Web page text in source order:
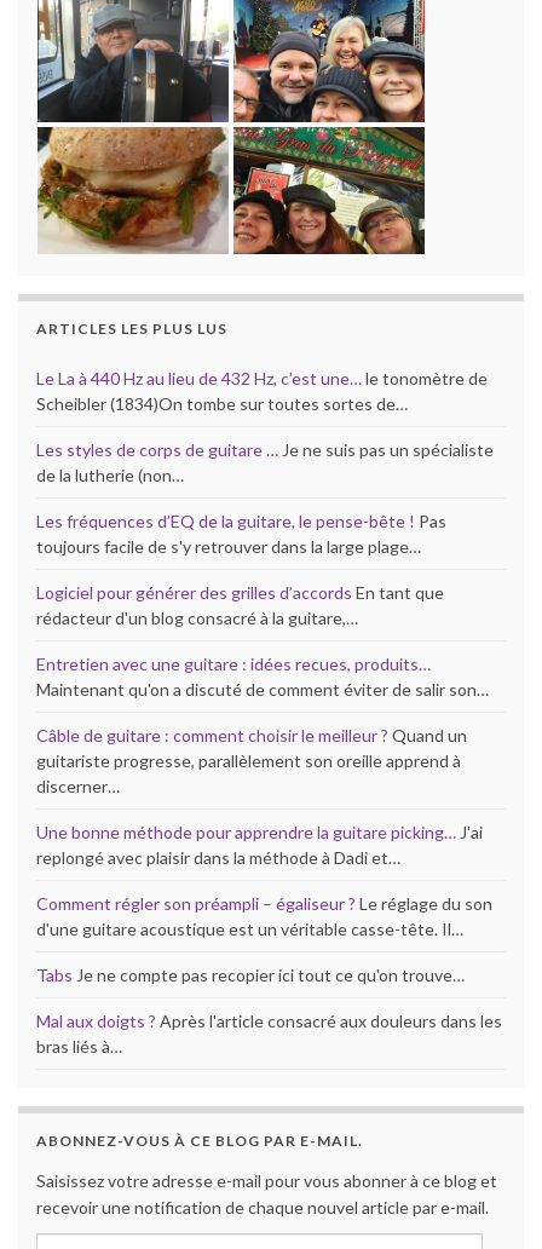
ARTICLES LES PLUS LUS
Le La à 440 Hz au lieu de 432 Hz, c’est une…le tonomètre de
Scheibler (1834)On tombe sur toutes sortes de…
Les styles de corps de guitare …Je ne suis pas un spécialiste
de la lutherie (non…
Les fréquences d’EQ de la guitare, le pense-bête ! Pas
toujours facile de s'y retrouver dans la large plage…
Logiciel pour générer des grilles d’accords En tant que
rédacteur d'un blog consacré à la guitare,…
Entretien avec une guitare : idées recues, produits…
Maintenant qu'on a discuté de comment éviter de salir son…
Câble de guitare : comment choisir le meilleur ? Quand un
guitariste progresse, parallèlement son oreille apprend à
discerner…
Une bonne méthode pour apprendre la guitare picking…J'ai
replongé avec plaisir dans la méthode à Dadi et…
Comment régler son préampli – égaliseur ? Le réglage du son
d'une guitare acoustique est un véritable casse-tête. Il…
Tabs Je ne compte pas recopier ici tout ce qu'on trouve…
Mal aux doigts ? Après l'article consacré aux douleurs dans les
bras liés à…
ABONNEZ-VOUS À CE BLOG PAR E-MAIL.
Saisissez votre adresse e-mail pour vous abonner à ce blog et
recevoir une notification de chaque nouvel article par e-mail.